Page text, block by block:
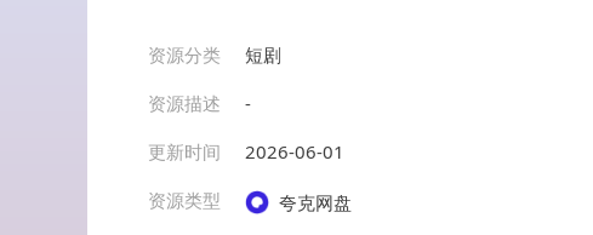
资源分类
短剧
资源描述
-
更新时间
2026-06-01
资源类型
夸克网盘